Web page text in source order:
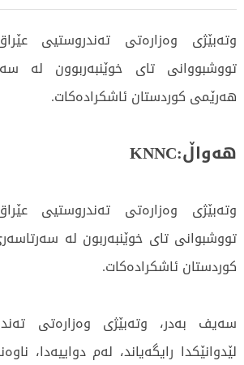
وتەبێژی وەزارەتی تەندروستیی
تووشبووانی تای خوێنبەربوون لە
هەرێمی کوردستان ئاشکرادەکات.
هەواڵ:KNNC
وتەبێژی وەزارەتی تەندروستیی
تووشبوانی تای خوێنبەربون لە
کوردستان ئاشکرادەکات.
سەیف بەدر، وتەبێژی وەزارەتی
لێدوانێکدا رایگەیاند، لەم دواییەدا،